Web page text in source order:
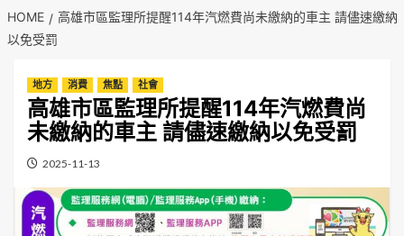
HOME
高雄市區監理所提醒114年汽燃費尚未繳納的車主 請儘速繳納
以免受罰
地方 消費 焦點 社會
高雄市區監理所提醒114年汽燃費尚
未繳納的車主 請儘速繳納以免受罰
2025-11-13